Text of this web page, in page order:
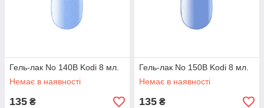
Гель-лак No 140B Kodi 8 мл.
Немає в наявності
135 ₴
Гель-лак No 150B Kodi 8 мл.
Немає в наявності
135 ₴